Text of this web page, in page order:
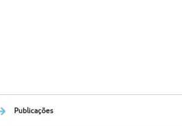
Publicações